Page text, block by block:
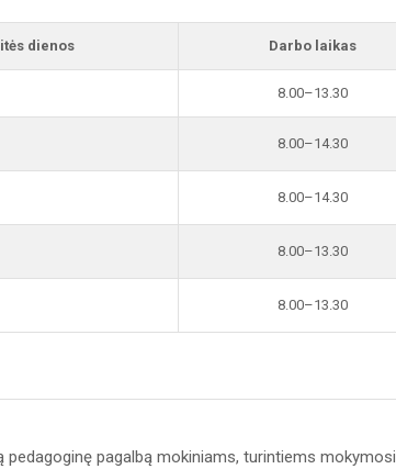
dienos Darbo laikas
8.00–13.30
8.00–14.30
8.00–14.30
8.00–13.30
8.00–13.30
pedagoginę pagalbą mokiniams, turintiems mokymosi